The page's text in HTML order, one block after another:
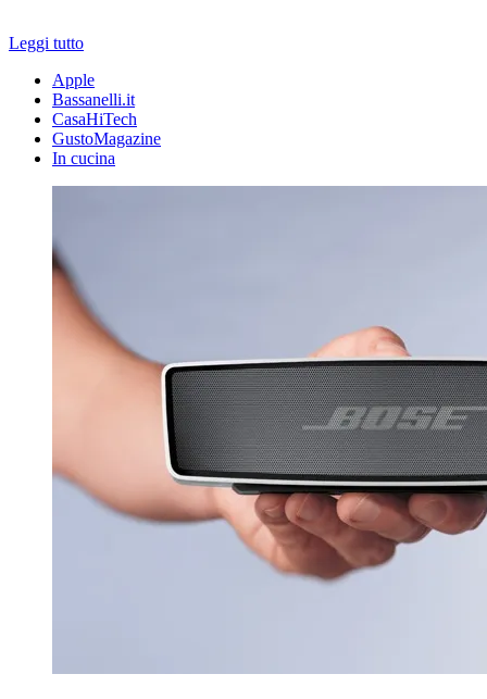
Leggi tutto
Apple
Bassanelli.it
CasaHiTech
GustoMagazine
In cucina